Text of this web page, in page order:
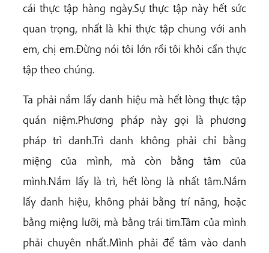
cái thực tập hàng ngày.Sự thực tập này hết sức
quan trọng, nhất là khi thực tập chung với anh
em, chị em.Đừng nói tôi lớn rồi tôi khỏi cần thực
tập theo chúng.
Ta phải nắm lấy danh hiệu mà hết lòng thực tập
quán niệm.Phương pháp này gọi là phương
pháp trì danh.Trì danh không phải chỉ bằng
miệng của mình, mà còn bằng tâm của
mình.Nắm lấy là trì, hết lòng là nhất tâm.Nắm
lấy danh hiệu, không phải bằng trí năng, hoặc
bằng miệng lưỡi, mà bằng trái tim.Tâm của mình
phải chuyên nhất.Mình phải để tâm vào danh